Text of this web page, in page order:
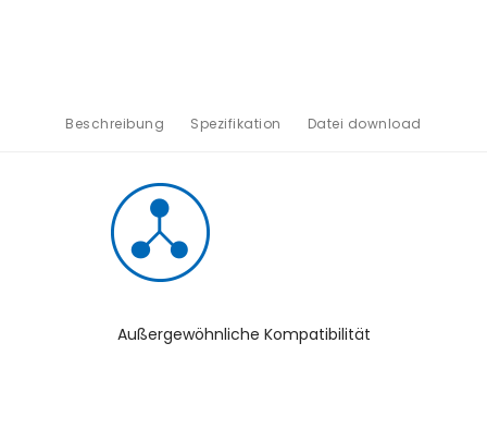
Beschreibung Spezifikation Datei download
Außergewöhnliche Kompatibilität